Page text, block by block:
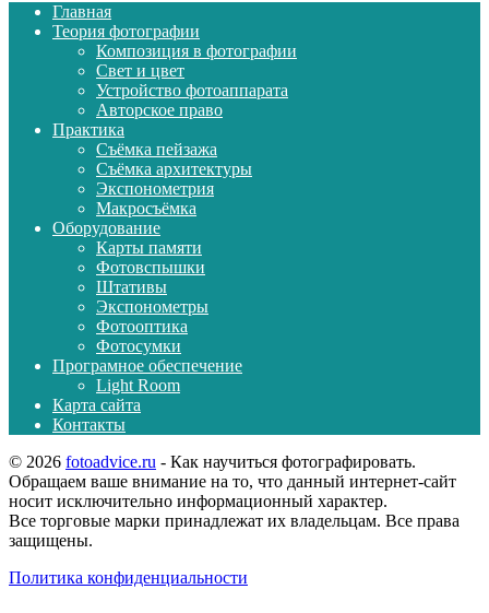
Главная
Теория фотографии
Композиция в фотографии
Свет и цвет
Устройство фотоаппарата
Авторское право
Практика
Съёмка пейзажа
Съёмка архитектуры
Экспонометрия
Макросъёмка
Оборудование
Карты памяти
Фотовспышки
Штативы
Экспонометры
Фотооптика
Фотосумки
Програмное обеспечение
Light Room
Карта сайта
Контакты
© 2026 fotoadvice.ru - Как научиться фотографировать.
Обращаем ваше внимание на то, что данный интернет-сайт
носит исключительно информационный характер.
Все торговые марки принадлежат их владельцам. Все права
защищены.
Политика конфиденциальности